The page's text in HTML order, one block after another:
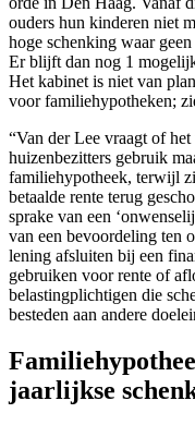
ouders hun kinderen niet
hoge schenking waar
Er blijft dan nog 1
Het kabinet is niet van
voor familiehypotheken;
“Van der Lee vraagt of
huizenbezitters gebruik
familiehypotheek, terwijl
betaalde rente terug
sprake van een
van een bevoordeling ten
lening afsluiten bij een
gebruiken voor rente of
belastingplichtigen die
besteden aan andere
jaarlijkse